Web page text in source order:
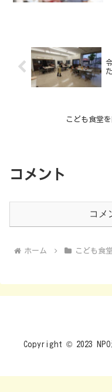
た
こども食堂
コメント
コメ
ホーム こども食
Copyright © 2023